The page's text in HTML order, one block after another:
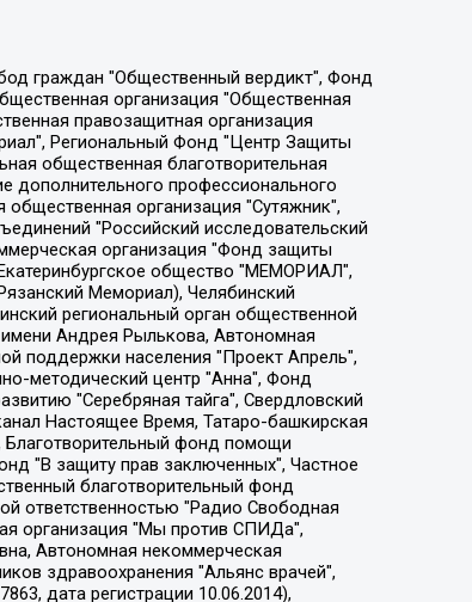
Александра Александровна, Московский комьюнити-центр для ЛГБТ+инициатив, Благотворительный фонд развития филантропии, Deutsche Welle (Германия, Kurt-Schumacher-Strasse 3, 53113 Bonn), Борзунова Мария Михайловна, Воробьев Виктор Викторович, Голубева Анна Львовна, Константинова Алла Михайловна, Малкова Ирина Владимировна, Мурадов Мурад Абдулгалимович, Осетинская Елизавета Николаевна, Понасенков Евгений Николаевич, Ганапольский Матвей Юрьевич, Киселев Евгений Алексеевич, Борухович Ирина Григорьевна, Дремин Иван Тимофеевич, Дубровский Дмитрий Викторович, Красноярская региональная общественная организация поддержки и развития альтернативных образовательных технологий и межкультурных коммуникаций "ИНТЕРРА", Маяковская Екатерина Алексеевна, Фейгин Марк Захарович, Филимонов Андрей Викторович, Дзугкоева Регина Николаевна, Доброхотов Роман Александрович, Дудь Юрий Александрович, Елкин Сергей Владимирович, Кругликов Кирилл Игоревич, Сабунаева Мария Леонидовна, Семенов Алексей Владимирович, Шаинян Карен Багратович, Шульман Екатерина Михайловна, Асафьев Артур Валерьевич, Вахштайн Виктор Семенович, Венедиктов Алексей Алексеевич, Лушникова Екатерина Евгеньевна, Волков Леонид Михайлович, Невзоров Александр Глебович, Пархоменко Сергей Борисович, Сироткин Ярослав Николаевич, Кара-Мурза Владимир Владимирович, Баранова Наталья Владимировна, Гозман Леонид Яковлевич, Кагарлицкий Борис Юльевич, Климарев Михаил Валерьевич, Милов Владимир Станиславович, Автономная некоммерческая организация Краснодарский центр современного искусства "Типография", Моргенштерн Алишер Тагирович, Соболь Любовь Эдуардовна, Общество с ограниченной ответственностью "ЛИЗА НОРМ", Каспаров Гарри Кимович, Ходорковский Михаил Борисович, Общество с ограниченной ответственностью "Апрельские тезисы", Данилович Ирина Брониславовна, Кашин Олег Владимирович, Петров Николай Владимирович, Пивоваров Алексей Владимирович, Соколов Михаил Владимирович, Цветкова Юлия Владимировна, Чичваркин Евгений Александрович, Комитет против пыток/Команда против пыток, Общество с ограниченной ответственностью "Первый научный", Общество с ограниченной ответственностью "Вертолет и ко", Белоцерковская Вероника Борисовна, Кац Максим Евгеньевич, Лазарева Татьяна Юрьевна, Шаведдинов Руслан Табризович, Яшин Илья Валерьевич, Общество с ограниченной ответственностью "Иноагент ААВ", Алешковский Дмитрий Петрович, Альбац Евгения Марковна, Быков Дмитрий Львович, Галямина Юлия Евгеньевна, Лойко Сергей Леонидович, Мартынов Кирилл Константинович, Медведев Сергей Александрович, Крашенинников Федор Геннадиевич, Гордеева Катерина Вл